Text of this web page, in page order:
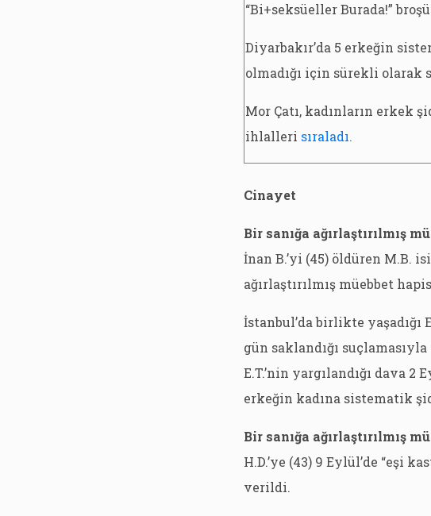
“Bi+seksüeller Burada!”
Diyarbakır’da 5 erkeğin
olmadığı için sürekli olarak
Mor Çatı, kadınların erkek
ihlalleri sıraladı.
Cinayet
Bir sanığa ağırlaştırılmış
İnan B.’yi (45) öldüren M.B.
ağırlaştırılmış müebbet
İstanbul’da birlikte
gün saklandığı
E.T.’nin yargılandığı dava
erkeğin kadına sistematik
Bir sanığa ağırlaştırılmış
H.D.’ye (43) 9 Eylül’de “eşi
verildi.